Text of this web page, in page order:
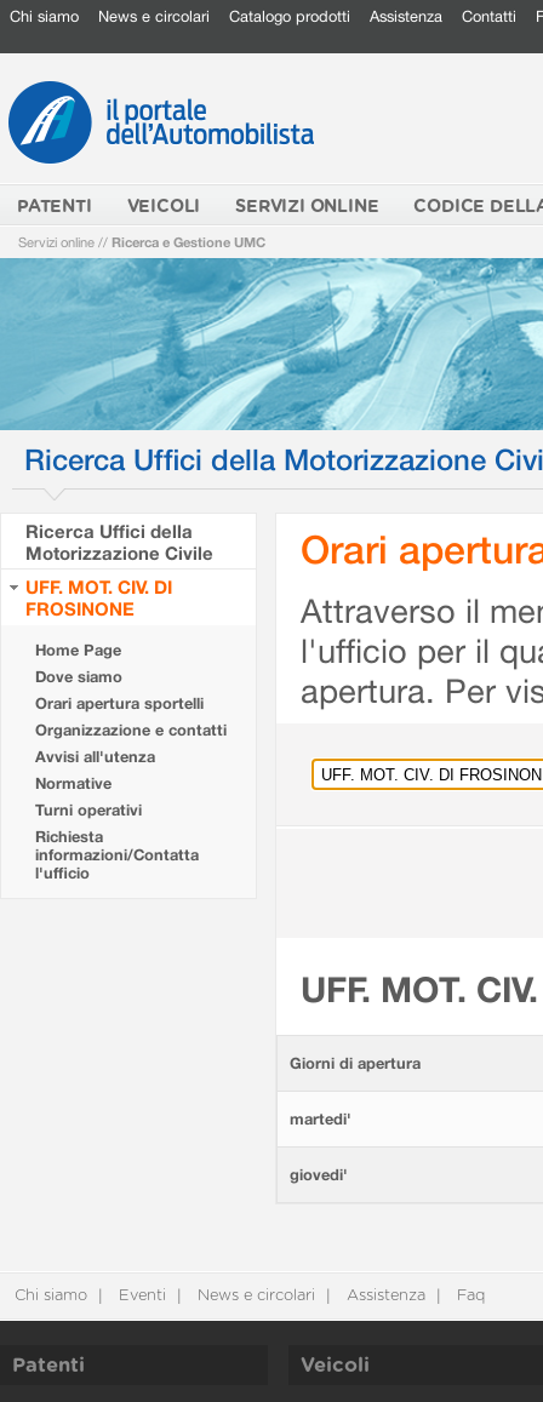
Chi siamo News e circolari Catalogo prodotti Assistenza Contatti
PATENTI VEICOLI SERVIZI ONLINE CODICE
Servizi online // Ricerca e Gestione UMC
Ricerca Uffici della Motorizzazione
Ricerca Uffici della
Motorizzazione Civile
UFF. MOT. CIV. DI
FROSINONE
Home Page
Dove siamo
Orari apertura sportelli
Organizzazione e contatti
Avvisi all'utenza
Normative
Turni operativi
Richiesta
informazioni/Contatta
l'ufficio
Orari
Attraverso il
l'ufficio per il
apertura. Per
UFF. MOT.
Giorni di apertura
martedi'
giovedi'
Chi siamo Eventi News e circolari Assistenza Faq
Patenti Veicoli